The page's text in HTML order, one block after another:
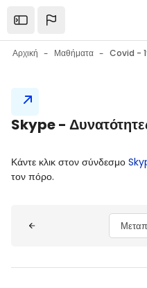
Open the sidebar
Αρχική Μαθήματα Covid -
Μπλοκ
Skype -
Μπλοκ
Απαιτήσεις ολοκλήρωσης
Κάντε κλικ στον σύνδεσμο
τον πόρο.